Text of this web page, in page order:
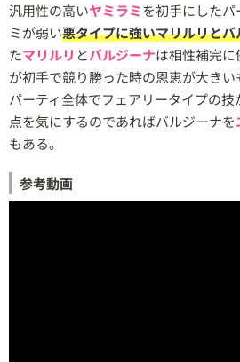
汎用性の高いヤミラミを初手にした
ミが弱い悪タイプに強いマリルリとバ
たマリルリ とバルジーナは相性補完
が初手で競り勝った時の恩恵が大きい
パーティ全体でフェアリータイプの
点を気にするのであればバルジーナを
もある。
参考動画